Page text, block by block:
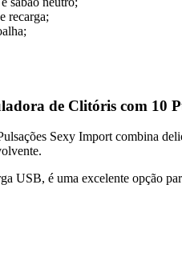
recarga;
de Clitóris com 10
Sexy Import combina
USB, é uma excelente opção